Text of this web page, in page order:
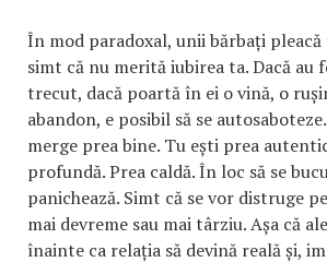
În mod paradoxal, unii bărbați
simt că nu merită iubirea ta. Dacă
trecut, dacă poartă în ei o vină, o
abandon, e posibil să se
merge prea bine. Tu ești prea
profundă. Prea caldă. În loc să se
panichează. Simt că se vor distruge
mai devreme sau mai târziu. Așa că
înainte ca relația să devină reală și,